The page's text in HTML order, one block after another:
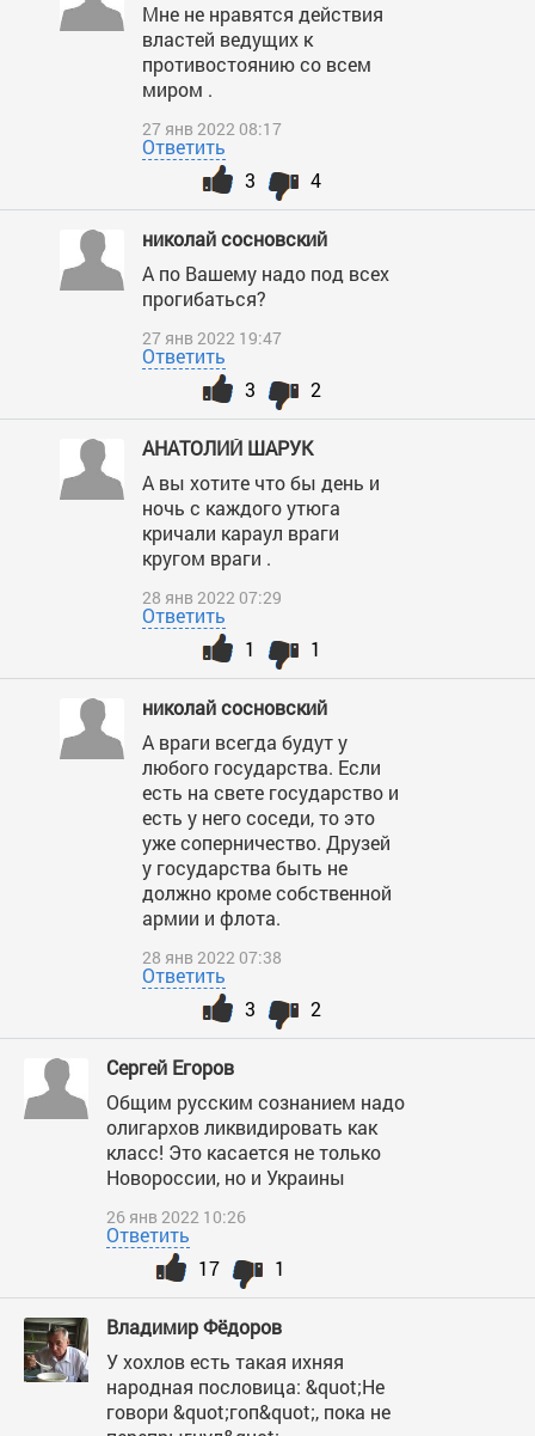
Мне не нравятся действия
властей ведущих к
противостоянию со всем
миром .
27 янв 2022 08:17
Ответить
4
3
николай сосновский
А по Вашему надо под всех
прогибаться?
27 янв 2022 19:47
Ответить
2
3
АНАТОЛИЙ ШАРУК
А вы хотите что бы день и
ночь с каждого утюга
кричали караул враги
кругом враги .
28 янв 2022 07:29
Ответить
1
1
николай сосновский
А враги всегда будут у
любого государства. Если
есть на свете государство и
есть у него соседи, то это
уже соперничество. Друзей
у государства быть не
должно кроме собственной
армии и флота.
28 янв 2022 07:38
Ответить
2
3
Сергей Егоров
Общим русским сознанием надо
олигархов ликвидировать как
класс! Это касается не только
Новороссии, но и Украины
26 янв 2022 10:26
Ответить
1
17
Владимир Фёдоров
У хохлов есть такая ихняя
народная пословица: &quot;Не
говори &quot;гоп&quot;, пока не